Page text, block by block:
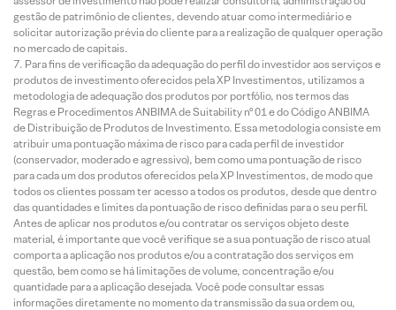
gestão de patrimônio de clientes, devendo atuar como intermediário e
solicitar autorização prévia do cliente para a realização de qualquer operação
no mercado de capitais.
Para fins de verificação da adequação do perfil do investidor aos serviços e
produtos de investimento oferecidos pela XP Investimentos, utilizamos a
metodologia de adequação dos produtos por portfólio, nos termos das
Regras e Procedimentos ANBIMA de Suitability nº 01 e do Código ANBIMA
de Distribuição de Produtos de Investimento. Essa metodologia consiste em
atribuir uma pontuação máxima de risco para cada perfil de investidor
(conservador, moderado e agressivo), bem como uma pontuação de risco
para cada um dos produtos oferecidos pela XP Investimentos, de modo que
todos os clientes possam ter acesso a todos os produtos, desde que dentro
das quantidades e limites da pontuação de risco definidas para o seu perfil.
Antes de aplicar nos produtos e/ou contratar os serviços objeto deste
material, é importante que você verifique se a sua pontuação de risco atual
comporta a aplicação nos produtos e/ou a contratação dos serviços em
questão, bem como se há limitações de volume, concentração e/ou
quantidade para a aplicação desejada. Você pode consultar essas
informações diretamente no momento da transmissão da sua ordem ou,